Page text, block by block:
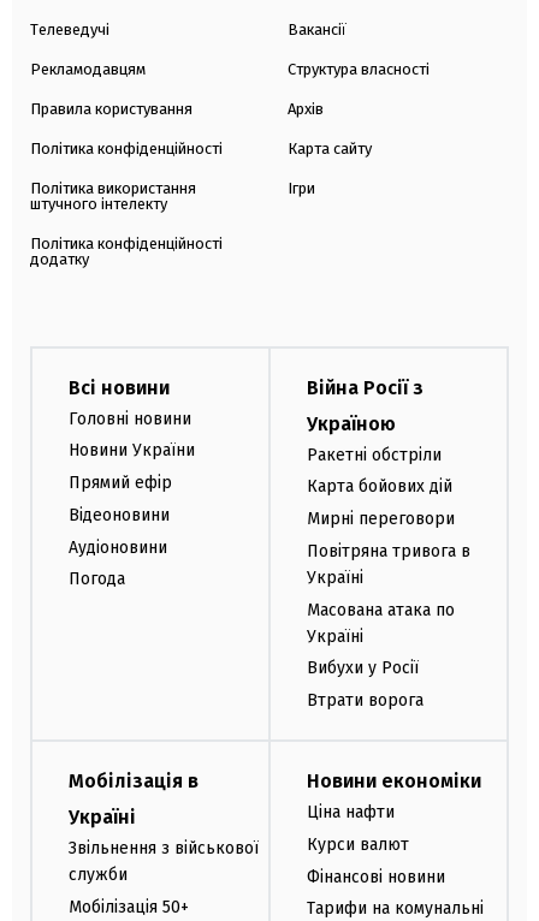
Телеведучі
Рекламодавцям
Правила користування
Політика конфіденційності
Політика використання
штучного інтелекту
Політика конфіденційності
додатку
Вакансії
Структура власності
Архів
Карта сайту
Ігри
Всі новини
Головні новини
Новини України
Прямий ефір
Відеоновини
Аудіоновини
Погода
Війна Росії з
Україною
Ракетні обстріли
Карта бойових дій
Мирні переговори
Повітряна тривога в
Україні
Масована атака по
Україні
Вибухи у Росії
Втрати ворога
Мобілізація в
Україні
Звільнення з військової
служби
Мобілізація 50+
Новини економіки
Ціна нафти
Курси валют
Фінансові новини
Тарифи на комунальні